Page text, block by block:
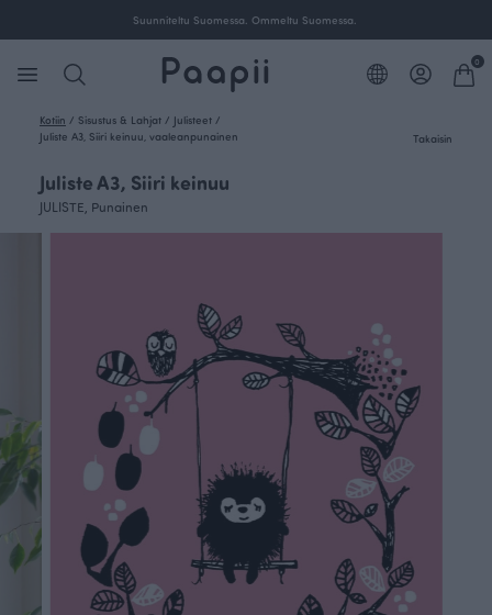
Suunniteltu Suomessa. Ommeltu Suomessa.
0
Kotiin / Sisustus & Lahjat / Julisteet /
Juliste A3, Siiri keinuu, vaaleanpunainen
Takaisin
Juliste A3, Siiri keinuu
JULISTE, Punainen